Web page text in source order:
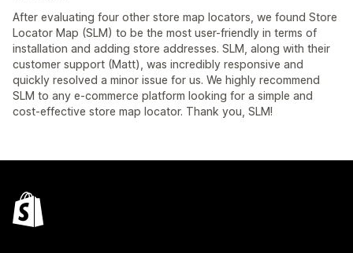
After evaluating four other store map locators, we found Store
Locator Map (SLM) to be the most user-friendly in terms of
installation and adding store addresses. SLM, along with their
customer support (Matt), was incredibly responsive and
quickly resolved a minor issue for us. We highly recommend
SLM to any e-commerce platform looking for a simple and
cost-effective store map locator. Thank you, SLM!